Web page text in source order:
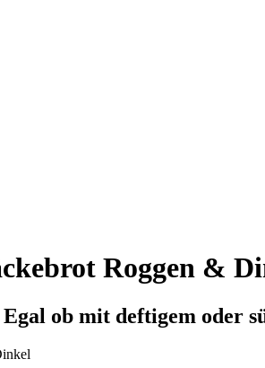
Roggen &
ob mit deftigem oder